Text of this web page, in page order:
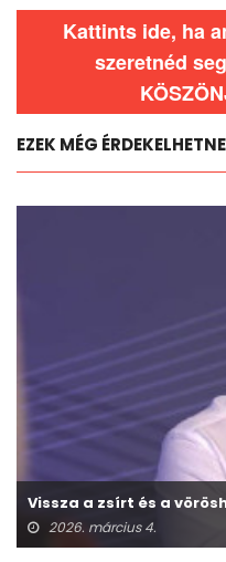
Kattints ide, ha
szeretnéd
EZEK MÉG
Vissza a zsírt és a
2026. március 4.